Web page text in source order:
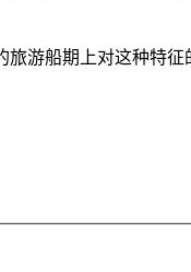
游船期上对这种特征